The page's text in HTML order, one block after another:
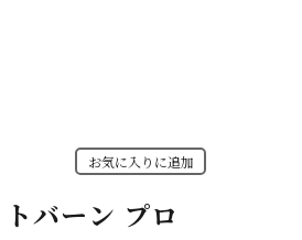
お気に入りに追加
バーン プロ